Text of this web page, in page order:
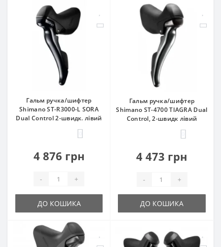
Гальм ручка/шифтер
Shimano ST-R3000-L SORA
Dual Control 2-швидк. лівий
4 876 грн
- +
ДО КОШИКА
Гальм ручка/шифтер
Shimano ST-4700 TIAGRA Dual
Control, 2-швидк лівий
4 473 грн
- +
ДО КОШИКА